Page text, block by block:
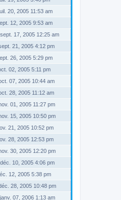
20, 2005 11:53 am
12, 2005 9:53 am
17, 2005 12:25 am
21, 2005 4:12 pm
26, 2005 5:29 pm
02, 2005 5:11 pm
07, 2005 10:44 am
28, 2005 11:12 am
01, 2005 11:27 pm
15, 2005 10:50 pm
21, 2005 10:52 pm
28, 2005 12:53 pm
30, 2005 12:20 pm
10, 2005 4:06 pm
12, 2005 5:38 pm
28, 2005 10:48 pm
07, 2006 1:13 am